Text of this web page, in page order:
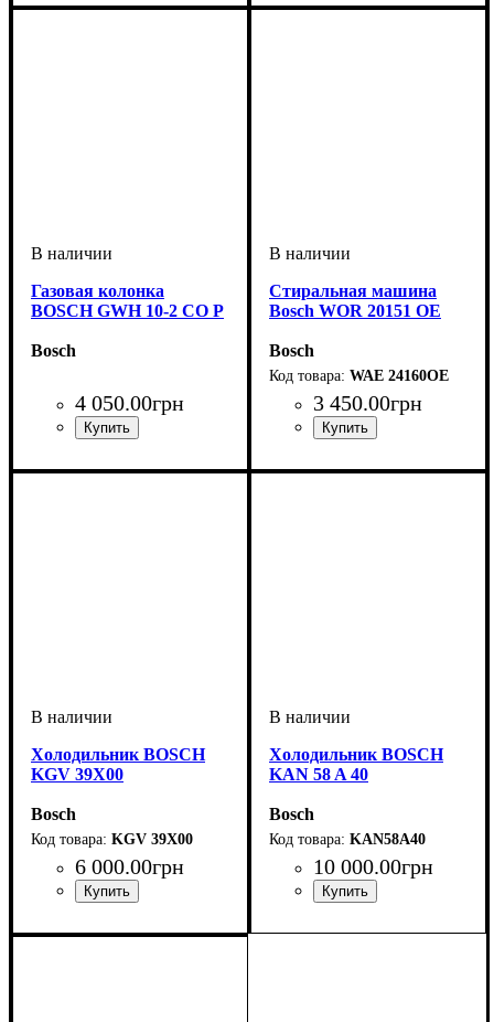
Газовая колонка
BOSCH GWH 10-2 CO P
Bosch
4 050.00грн
Стиральная машина
Bosch WOR 20151 OE
Bosch
WAE 24160OE
3 450.00грн
Холодильник BOSCH
KGV 39X00
Bosch
KGV 39X00
6 000.00грн
Холодильник BOSCH
KAN 58 A 40
Bosch
KAN58A40
10 000.00грн